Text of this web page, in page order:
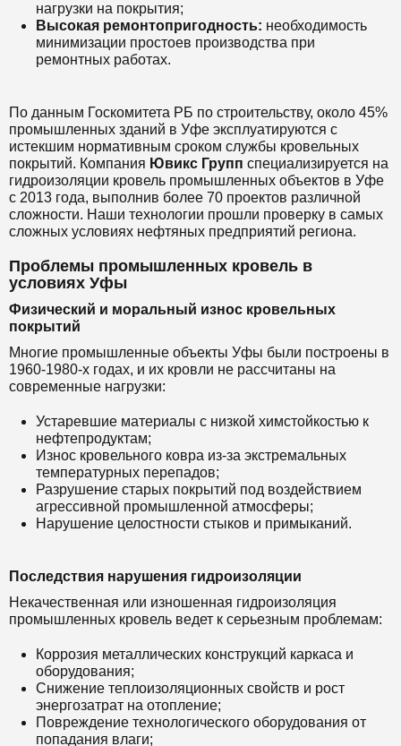
нагрузки на покрытия;
Высокая ремонтопригодность: необходимость
минимизации простоев производства при
ремонтных работах.
По данным Госкомитета РБ по строительству, около 45%
промышленных зданий в Уфе эксплуатируются с
истекшим нормативным сроком службы кровельных
покрытий. Компания Ювикс Групп специализируется на
гидроизоляции кровель промышленных объектов в Уфе
с 2013 года, выполнив более 70 проектов различной
сложности. Наши технологии прошли проверку в самых
сложных условиях нефтяных предприятий региона.
Проблемы промышленных кровель в
условиях Уфы
Физический и моральный износ кровельных
покрытий
Многие промышленные объекты Уфы были построены в
1960-1980-х годах, и их кровли не рассчитаны на
современные нагрузки:
Устаревшие материалы с низкой химстойкостью к
нефтепродуктам;
Износ кровельного ковра из-за экстремальных
температурных перепадов;
Разрушение старых покрытий под воздействием
агрессивной промышленной атмосферы;
Нарушение целостности стыков и примыканий.
Последствия нарушения гидроизоляции
Некачественная или изношенная гидроизоляция
промышленных кровель ведет к серьезным проблемам:
Коррозия металлических конструкций каркаса и
оборудования;
Снижение теплоизоляционных свойств и рост
энергозатрат на отопление;
Повреждение технологического оборудования от
попадания влаги;